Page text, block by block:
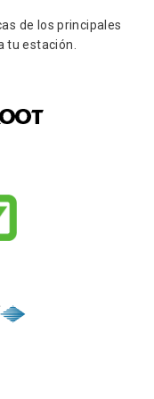
de los principales
tu estación.